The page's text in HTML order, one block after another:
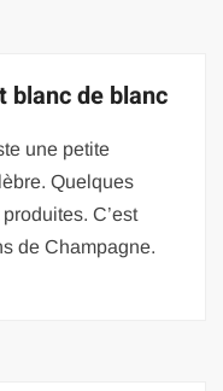
blanc de blanc
une petite
Quelques
C’est
de Champagne.